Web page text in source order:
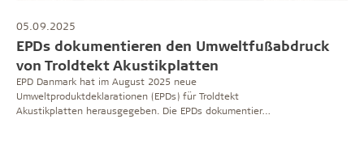
05.09.2025
EPDs dokumentieren den Umweltfußabdruck
von Troldtekt Akustikplatten
EPD Danmark hat im August 2025 neue
Umweltproduktdeklarationen (EPDs) für Troldtekt
Akustikplatten herausgegeben. Die EPDs dokumentieren